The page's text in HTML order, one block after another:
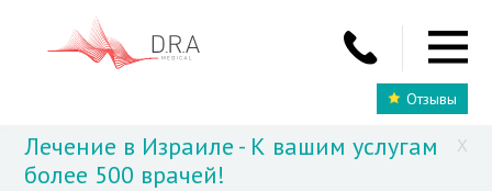
Отзывы
X
Лечение в Израиле - К вашим услугам
более 500 врачей!